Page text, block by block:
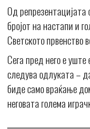
Од репрезентацијата
бројот на настапи и
Светското првенство
Сега пред него е
следува одлуката –
биде само враќање
неговата голема